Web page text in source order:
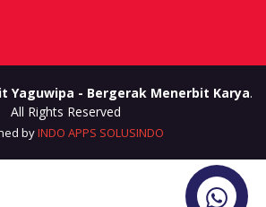
Yaguwipa - Bergerak Menerbit Karya.
All Rights Reserved
byINDO APPS SOLUSINDO